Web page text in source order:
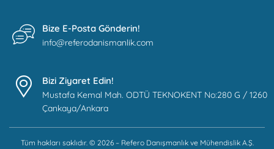
Bize E-Posta Gönderin!
info@referodanismanlik.com
Bizi Ziyaret Edin!
Mustafa Kemal Mah. ODTÜ TEKNOKENT No:280 G / 1260
Çankaya/Ankara
Tüm hakları saklıdır. © 2026 – Refero Danışmanlık ve Mühendislik A.Ş.